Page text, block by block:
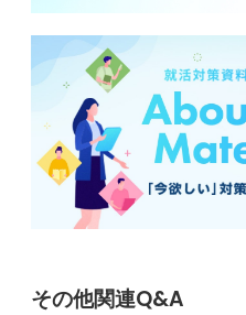
その他関連Q&A